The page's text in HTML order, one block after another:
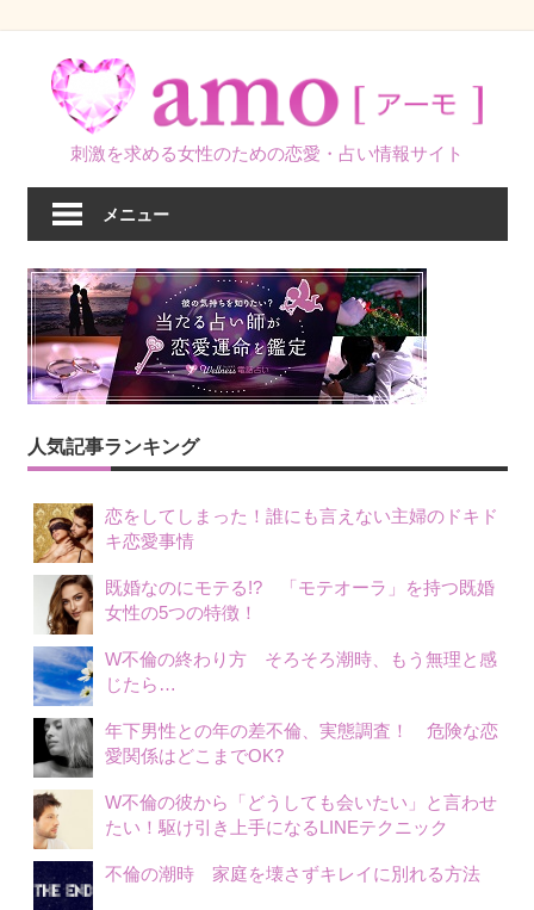
刺激を求める女性のための恋愛・占い情報サイト
メニュー
人気記事ランキング
恋をしてしまった！誰にも言えない主婦のドキド
キ恋愛事情
既婚なのにモテる!? 「モテオーラ」を持つ既婚
女性の5つの特徴！
W不倫の終わり方 そろそろ潮時、もう無理と感
じたら…
年下男性との年の差不倫、実態調査！ 危険な恋
愛関係はどこまでOK?
W不倫の彼から「どうしても会いたい」と言わせ
たい！駆け引き上手になるLINEテクニック
不倫の潮時 家庭を壊さずキレイに別れる方法